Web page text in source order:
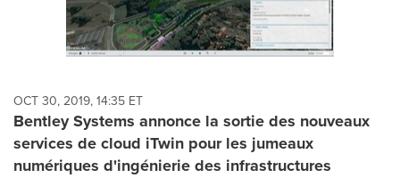
OCT 30, 2019, 14:35 ET
Bentley Systems annonce la sortie des nouveaux
services de cloud iTwin pour les jumeaux
numériques d'ingénierie des infrastructures